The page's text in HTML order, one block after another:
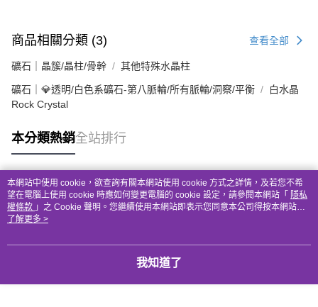
商品相關分類 (3) 查看全部
礦石｜晶簇/晶柱/骨幹 其他特殊水晶柱
礦石｜💎透明/白色系礦石-第八脈輪/所有脈輪/洞察/平衡
白水晶
Rock Crystal
本分類熱銷全站排行
熱門標籤
本網站中使用 cookie，欲查詢有關本網站使用 cookie 方式之詳情，及若您不希
望在電腦上使用 cookie 時應如何變更電腦的 cookie 設定，請參閱本網站「 隱私
權條款 」之 Cookie 聲明。您繼續使用本網站即表示您同意本公司得按本網站使
用條款之 Cookie 聲明使用 cookie。
了解更多 >
我知道了